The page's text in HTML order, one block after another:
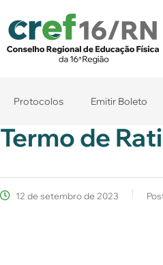
Protocolos Emitir Boleto
Termo de
12 de setembro de 2023